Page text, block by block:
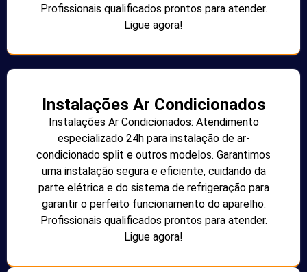
Profissionais qualificados prontos para atender.
Ligue agora!
Instalações Ar Condicionados
Instalações Ar Condicionados: Atendimento
especializado 24h para instalação de ar-
condicionado split e outros modelos. Garantimos
uma instalação segura e eficiente, cuidando da
parte elétrica e do sistema de refrigeração para
garantir o perfeito funcionamento do aparelho.
Profissionais qualificados prontos para atender.
Ligue agora!